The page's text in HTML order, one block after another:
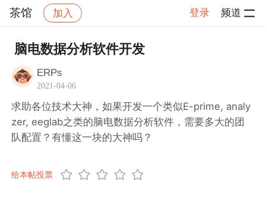
茶馆 加入 登录 频道
社区 茶馆 帖子详情
脑电数据分析软件开发
ERPs
2021-04-06
求助各位技术大神，如果开发一个类似E-prime, analy
zer, eeglab之类的脑电数据分析软件，需要多大的团
队配置？有懂这一块的大神吗？
给本帖投票